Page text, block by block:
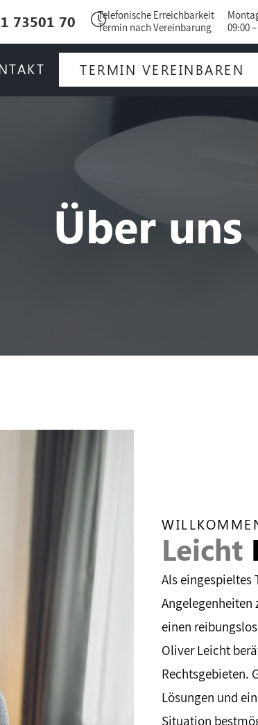
73501 70
Telefonische Erreichbarkeit
Termin nach Vereinbarung
09:00
TERMIN VEREINBAREN
Über uns
Leicht
Als eingespieltes
Angelegenheiten
einen
Oliver Leicht
Rechtsgebieten.
Lösungen und
Situation